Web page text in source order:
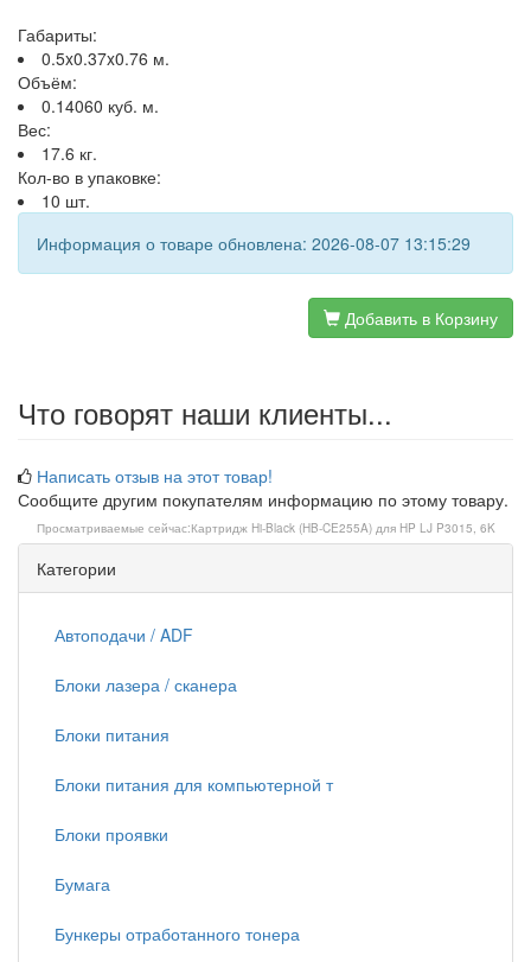
Габариты:
0.5x0.37x0.76 м.
Объём:
0.14060 куб. м.
Вес:
17.6 кг.
Кол-во в упаковке:
10 шт.
Информация о товаре обновлена: 2026-08-07 13:15:29
Добавить в Корзину
Что говорят наши клиенты...
Написать отзыв на этот товар!
Сообщите другим покупателям информацию по этому товару.
Просматриваемые сейчас:Картридж Hi-Black (HB-CE255A) для HP LJ P3015, 6K
Категории
Автоподачи / ADF
Блоки лазера / сканера
Блоки питания
Блоки питания для компьютерной т
Блоки проявки
Бумага
Бункеры отработанного тонера